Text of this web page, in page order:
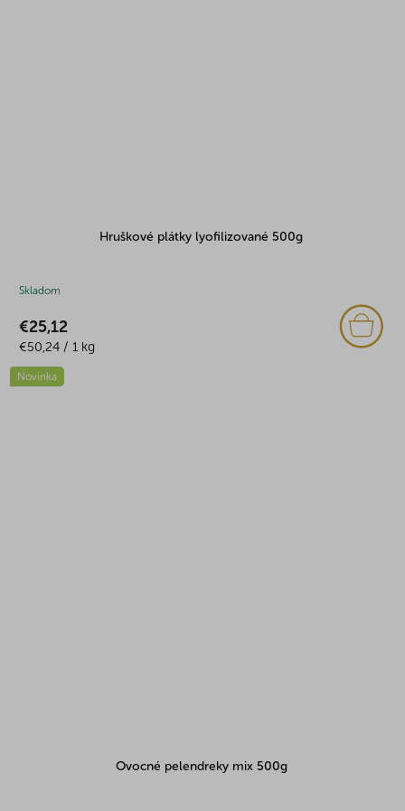
Hruškové plátky lyofilizované 500g
Skladom
€25,12
Jednotková
cena:
€50,24 / 1 kg
Novinka
Ovocné pelendreky mix 500g